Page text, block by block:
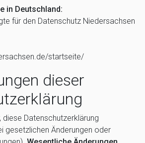
in Deutschland:
für den Datenschutz Niedersachsen
startseite/
dieser
diese Datenschutzerklärung
gesetzlichen Änderungen oder